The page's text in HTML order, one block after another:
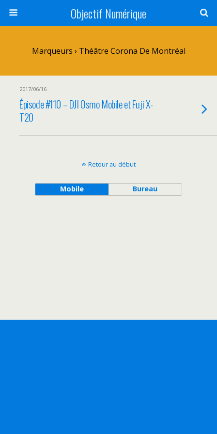
Objectif Numérique
Marqueurs › Théâtre Corona De Montréal
2017/06/16
Épisode #110 – DJI Osmo Mobile et Fuji X-
T20
Retour au début
Mobile Bureau